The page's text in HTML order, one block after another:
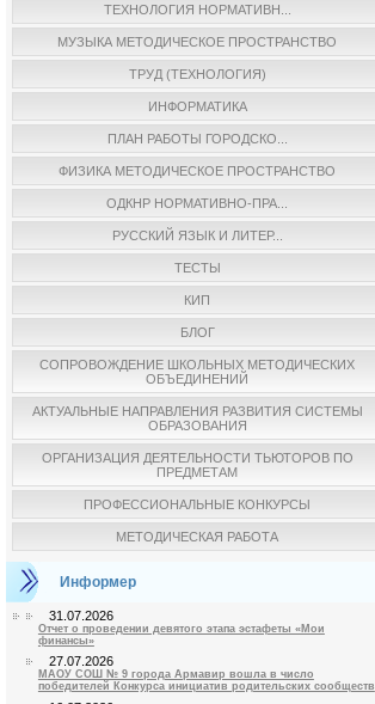
ТЕХНОЛОГИЯ НОРМАТИВН...
МУЗЫКА МЕТОДИЧЕСКОЕ ПРОСТРАНСТВО
ТРУД (ТЕХНОЛОГИЯ)
ИНФОРМАТИКА
ПЛАН РАБОТЫ ГОРОДСКО...
ФИЗИКА МЕТОДИЧЕСКОЕ ПРОСТРАНСТВО
ОДКНР НОРМАТИВНО-ПРА...
РУССКИЙ ЯЗЫК И ЛИТЕР...
ТЕСТЫ
КИП
БЛОГ
СОПРОВОЖДЕНИЕ ШКОЛЬНЫХ МЕТОДИЧЕСКИХ
ОБЪЕДИНЕНИЙ
АКТУАЛЬНЫЕ НАПРАВЛЕНИЯ РАЗВИТИЯ СИСТЕМЫ
ОБРАЗОВАНИЯ
ОРГАНИЗАЦИЯ ДЕЯТЕЛЬНОСТИ ТЬЮТОРОВ ПО
ПРЕДМЕТАМ
ПРОФЕССИОНАЛЬНЫЕ КОНКУРСЫ
МЕТОДИЧЕСКАЯ РАБОТА
Информер
31.07.2026
Отчет о проведении девятого этапа эстафеты «Мои
финансы»
27.07.2026
МАОУ СОШ № 9 города Армавир вошла в число
победителей Конкурса инициатив родительских сообществ